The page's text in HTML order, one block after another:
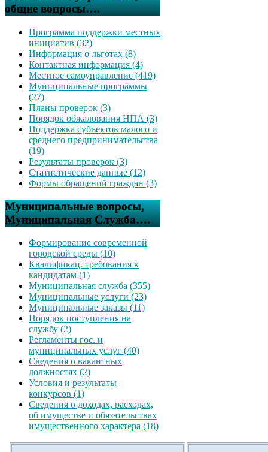
общие вопросы….
Программа поддержки местных
инициатив (32)
Информация о льготах (8)
Контактная информация (4)
Местное самоуправление (419)
Муниципальные программы
(27)
Планы проверок (3)
Порядок обжалования НПА (3)
Поддержка субъектов малого и
среднего предпринимательства
(19)
Результаты проверок (3)
Статистические данные (12)
Формы обращений граждан (3)
Муниципальные вопросы,
Муниципальная Служба….
Формирование современной
городской среды (10)
Квалификац. требования к
кандидатам (1)
Муниципальная служба (355)
Муниципальные услуги (23)
Муниципальные заказы (11)
Порядок поступления на
службу (2)
Регламенты гос. и
муниципальных услуг (40)
Сведения о вакантных
должностях (2)
Условия и результаты
конкурсов (1)
Сведения о доходах, расходах,
об имуществе и обязательствах
имущественного характера (18)